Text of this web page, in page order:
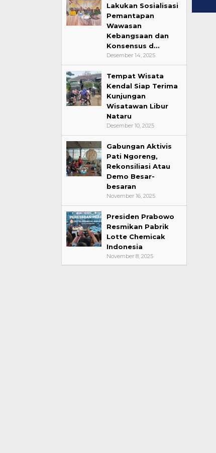
Lakukan Sosialisasi
Pemantapan
Wawasan
Kebangsaan dan
Konsensus d…
Desember 14, 2025
Tempat Wisata
Kendal Siap Terima
Kunjungan
Wisatawan Libur
Nataru
Desember 10, 2025
Gabungan Aktivis
Pati Ngoreng,
Rekonsiliasi Atau
Demo Besar-
besaran
November 16, 2025
Presiden Prabowo
Resmikan Pabrik
Lotte Chemicak
Indonesia
November 8, 2025